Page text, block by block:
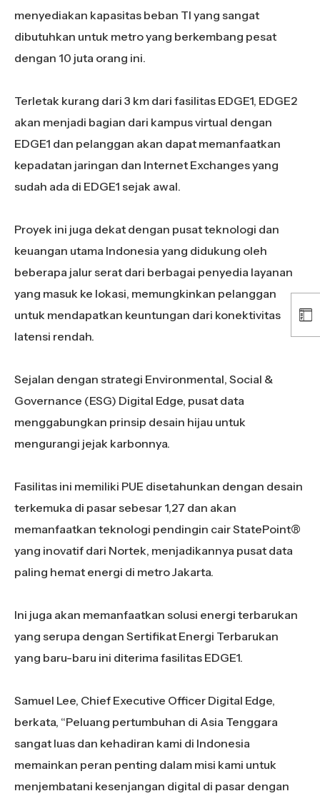
menyediakan kapasitas beban TI yang sangat
dibutuhkan untuk metro yang berkembang pesat
dengan 10 juta orang ini.
Terletak kurang dari 3 km dari fasilitas EDGE1, EDGE2
akan menjadi bagian dari kampus virtual dengan
EDGE1 dan pelanggan akan dapat memanfaatkan
kepadatan jaringan dan Internet Exchanges yang
sudah ada di EDGE1 sejak awal.
Proyek ini juga dekat dengan pusat teknologi dan
keuangan utama Indonesia yang didukung oleh
beberapa jalur serat dari berbagai penyedia layanan
yang masuk ke lokasi, memungkinkan pelanggan
untuk mendapatkan keuntungan dari konektivitas
latensi rendah.
Sejalan dengan strategi Environmental, Social &
Governance (ESG) Digital Edge, pusat data
menggabungkan prinsip desain hijau untuk
mengurangi jejak karbonnya.
Fasilitas ini memiliki PUE disetahunkan dengan desain
terkemuka di pasar sebesar 1,27 dan akan
memanfaatkan teknologi pendingin cair StatePoint®
yang inovatif dari Nortek, menjadikannya pusat data
paling hemat energi di metro Jakarta.
Ini juga akan memanfaatkan solusi energi terbarukan
yang serupa dengan Sertifikat Energi Terbarukan
yang baru-baru ini diterima fasilitas EDGE1.
Samuel Lee, Chief Executive Officer Digital Edge,
berkata, “Peluang pertumbuhan di Asia Tenggara
sangat luas dan kehadiran kami di Indonesia
memainkan peran penting dalam misi kami untuk
menjembatani kesenjangan digital di pasar dengan